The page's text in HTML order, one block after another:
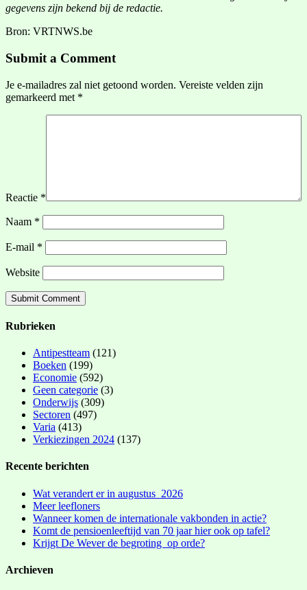
gegevens zijn bekend bij de redactie.
Bron: VRTNWS.be
Submit a Comment
Je e-mailadres zal niet getoond worden. Vereiste velden zijn
gemarkeerd met *
Reactie *
Naam *
E-mail *
Website
Rubrieken
Antipestteam (121)
Boeken (199)
Economie (592)
Geen categorie (3)
Onderwijs (309)
Sectoren (497)
Varia (413)
Verkiezingen 2024 (137)
Recente berichten
Wat verandert er in augustus 2026
Meer leefloners
Wanneer komen de internationale vakbonden in actie?
Komt de pensioenleeftijd van 70 jaar hier ook op tafel?
Krijgt De Wever de begroting op orde?
Archieven